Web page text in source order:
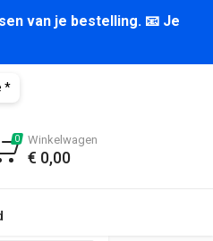
van je bestelling. 📧 Je
*
0 Winkelwagen
€ 0,00